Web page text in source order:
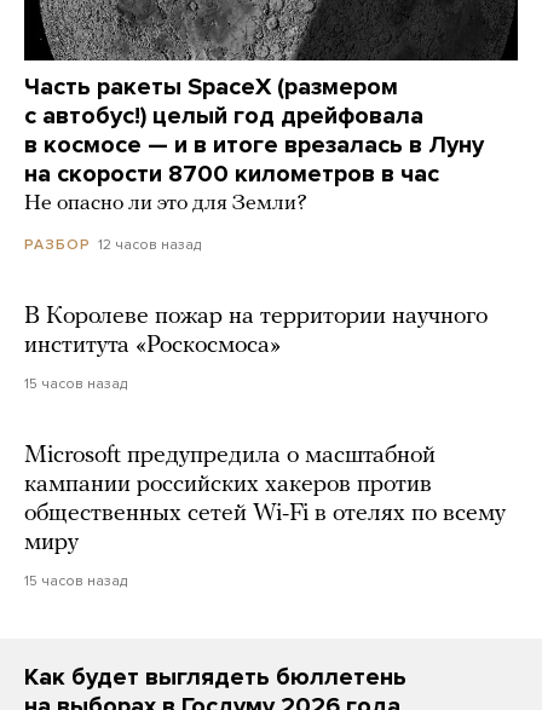
Часть ракеты SpaceX (размером
с автобус!) целый год дрейфовала
в космосе — и в итоге врезалась в Луну
на скорости 8700 километров в час
Не опасно ли это для Земли?
РАЗБОР 12 часов назад
В Королеве пожар на территории научного
института «Роскосмоса»
15 часов назад
Microsoft предупредила о масштабной
кампании российских хакеров против
общественных сетей Wi-Fi в отелях по всему
миру
15 часов назад
Как будет выглядеть бюллетень